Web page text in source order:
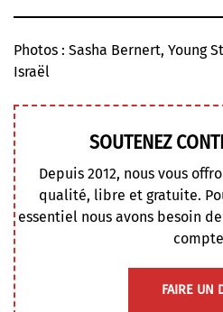
Photos : Sasha Bernert, Young
Israël
SOUTENEZ
Depuis 2012, nous vous
qualité, libre et gratuite.
essentiel nous avons besoin
FAIRE UN